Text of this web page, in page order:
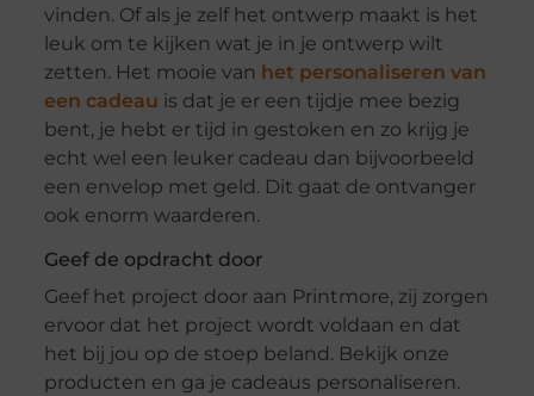
vinden. Of als je zelf het ontwerp maakt is het
leuk om te kijken wat je in je ontwerp wilt
zetten. Het mooie van het personaliseren van
een cadeau is dat je er een tijdje mee bezig
bent, je hebt er tijd in gestoken en zo krijg je
echt wel een leuker cadeau dan bijvoorbeeld
een envelop met geld. Dit gaat de ontvanger
ook enorm waarderen.
Geef de opdracht door
Geef het project door aan Printmore, zij zorgen
ervoor dat het project wordt voldaan en dat
het bij jou op de stoep beland. Bekijk onze
producten en ga je cadeaus personaliseren.